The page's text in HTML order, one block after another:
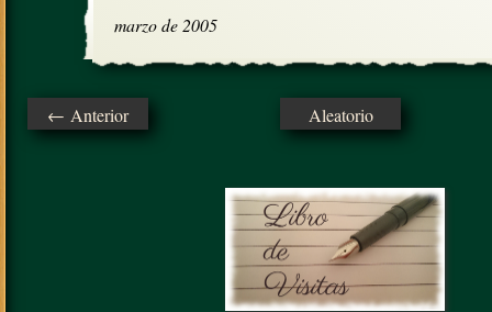
marzo de 2005
← Anterior Aleatorio